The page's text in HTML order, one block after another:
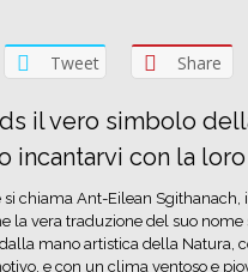
Tweet Share
il vero simbolo
incantarvi con la loro
si chiama Ant-Eilean
la vera traduzione del suo
mano artistica della Natura,
e con un clima ventoso e